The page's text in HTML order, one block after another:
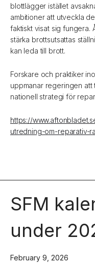
blottlägger istället
ambitioner att utveckla
faktiskt visat sig fungera.
stärka brottsutsattas
kan leda till brott.
Forskare och praktiker
uppmanar regeringen att
nationell strategi för
https://
utredning-om-reparativ-
SFM
under
February 9, 2026